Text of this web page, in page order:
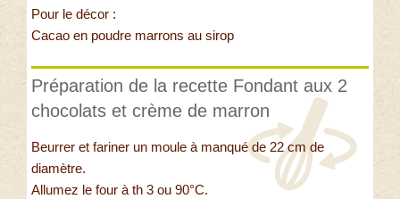
Pour le décor :
Cacao en poudre marrons au sirop
Préparation de la recette Fondant aux 2
chocolats et crème de marron
Beurrer et fariner un moule à manqué de 22 cm de
diamètre.
Allumez le four à th 3 ou 90°C.